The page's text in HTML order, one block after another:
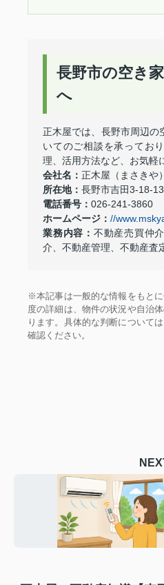
長野市の空き
へ
正木屋では、長野市周辺の
いてのご相談を承ってお
理、活用方法など、お気軽
会社名： 正木屋（まさきや）
所在地： 長野市吉田3-18-13
電話番号： 026-241-3860
ホームページ： //
業務内容： 不動産売買仲
介、不動産管理、不動産査
※本記事は一般的な情報をもと
度の詳細は、物件の状況や自治
ります。具体的な判断について
確認ください。